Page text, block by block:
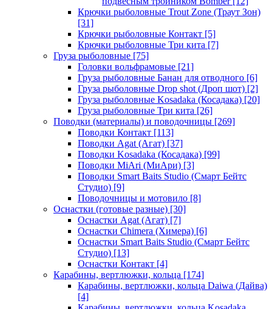
Крючки рыболовные Trout Zone (Траут Зон)
[31]
Крючки рыболовные Контакт [5]
Крючки рыболовные Три кита [7]
Груза рыболовные [75]
Головки вольфрамовые [21]
Груза рыболовные Банан для отводного [6]
Груза рыболовные Drop shot (Дроп шот) [2]
Груза рыболовные Kosadaka (Косадака) [20]
Груза рыболовные Три кита [26]
Поводки (материалы) и поводочницы [269]
Поводки Контакт [113]
Поводки Agat (Агат) [37]
Поводки Kosadaka (Косадака) [99]
Поводки MiAri (МиАри) [3]
Поводки Smart Baits Studio (Смарт Бейтс
Студио) [9]
Поводочницы и мотовило [8]
Оснастки (готовые разные) [30]
Оснастки Agat (Агат) [7]
Оснастки Chimera (Химера) [6]
Оснастки Smart Baits Studio (Смарт Бейтс
Студио) [13]
Оснастки Контакт [4]
Карабины, вертлюжки, кольца [174]
Карабины, вертлюжки, кольца Daiwa (Дайва)
[4]